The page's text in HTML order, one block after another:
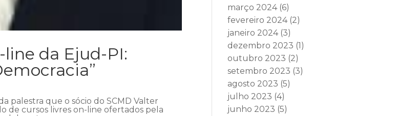
da Ejud-PI:
palestra que o sócio do SCMD Valter
de cursos livres on-line ofertados pela
março 2024(6)
fevereiro 2024(2)
janeiro 2024(3)
dezembro 2023 (1)
outubro 2023 (2)
setembro 2023 (3)
agosto 2023 (5)
julho 2023 (4)
junho 2023 (5)